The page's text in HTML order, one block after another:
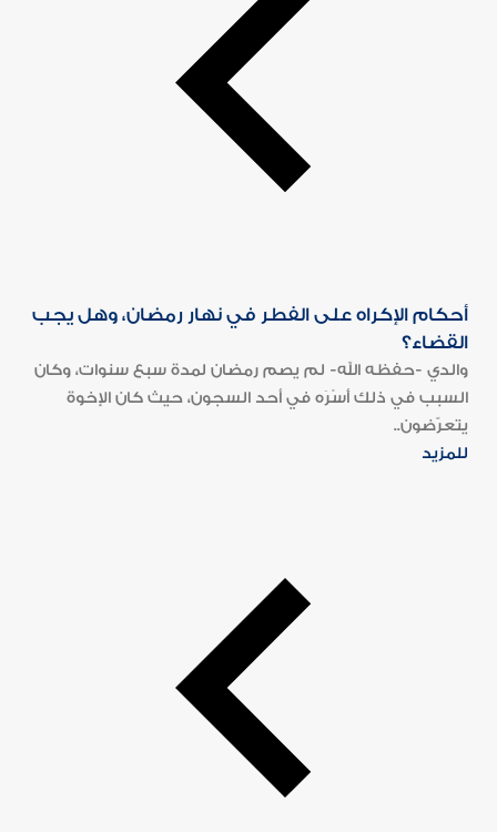
أحكام الإكراه على الفطر في نهار رمضان، وهل يجب
القضاء؟
والدي -حفظه الله- لم يصم رمضان لمدة سبع سنوات، وكان
السبب في ذلك أَسْرَه في أحد السجون، حيث كان الإخوة
يتعرّضون..
للمزيد